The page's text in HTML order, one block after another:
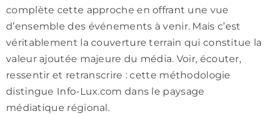
complète cette approche en offrant une vue
d’ensemble des événements à venir. Mais c’est
véritablement la couverture terrain qui constitue la
valeur ajoutée majeure du média. Voir, écouter,
ressentir et retranscrire : cette méthodologie
distingue Info-Lux.com dans le paysage
médiatique régional.